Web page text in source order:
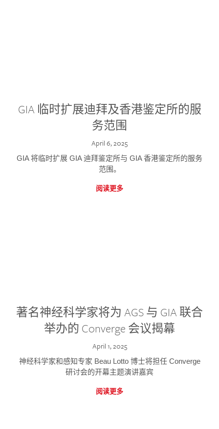
GIA 临时扩展迪拜及香港鉴定所的服
务范围
April 6, 2025
GIA 将临时扩展 GIA 迪拜鉴定所与 GIA 香港鉴定所的服务
范围。
阅读更多
著名神经科学家将为 AGS 与 GIA 联合
举办的 Converge 会议揭幕
April 1, 2025
神经科学家和感知专家 Beau Lotto 博士将担任 Converge
研讨会的开幕主题演讲嘉宾
阅读更多